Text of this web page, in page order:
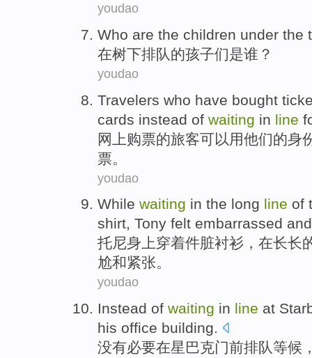
youdao
Who are the children under the
在树下排队的孩子们是谁？
youdao
Travelers who have bought
cards instead of waiting in line
网
上购票的旅客可以用他们的
票。
youdao
While waiting in the long line of
shirt, Tony felt embarrassed
托尼身上穿着件脏衬衫，在长长
尬和紧张。
youdao
Instead of waiting in line at
his office building.
没有必要在星巴克门前排队等候